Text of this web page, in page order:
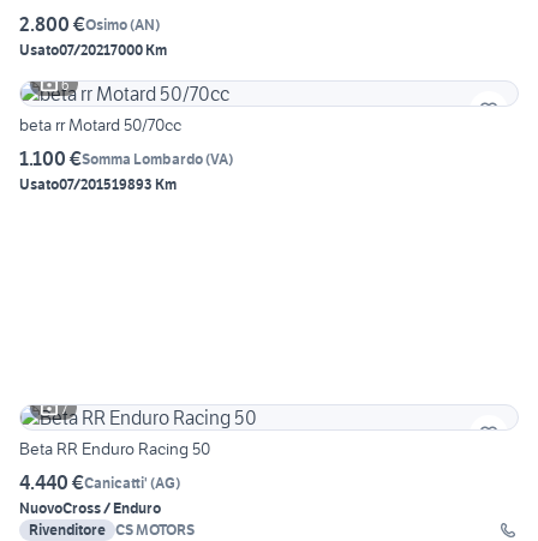
2.800 €Osimo(AN)
Usato07/20217000 Km
6
beta rr Motard 50/70cc
1.100 €Somma Lombardo(VA)
Usato07/201519893 Km
7
Beta RR Enduro Racing 50
4.440 €Canicatti' (AG)
NuovoCross / Enduro
Rivenditore CS MOTORS